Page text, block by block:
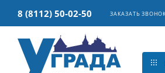
8 (8112) 50-02-50 ЗАКАЗАТЬ